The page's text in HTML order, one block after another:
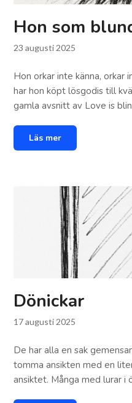
Hon som
23 augusti 2025
Hon orkar inte känna, orkar
har hon köpt lösgodis till
gamla avsnitt av Love is
Läs mer
Dönickar
17 augusti 2025
De har alla en sak
tomma ansikten med en
ansiktet. Många med lurar i